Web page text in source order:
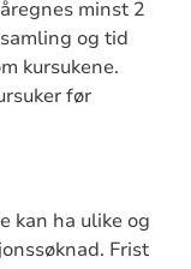
minst 2
og tid
kursukene.
før
kan ha ulike og
Frist